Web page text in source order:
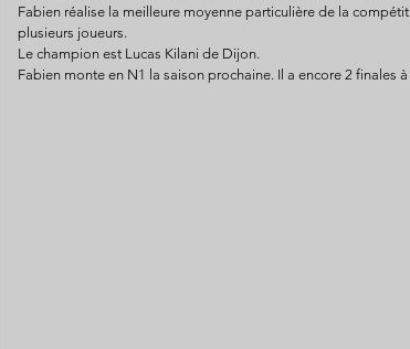
Fabien réalise la meilleure moyenne particulière de la
plusieurs joueurs.
Le champion est Lucas Kilani de Dijon.
Fabien monte en N1 la saison prochaine. Il a encore 2 finales